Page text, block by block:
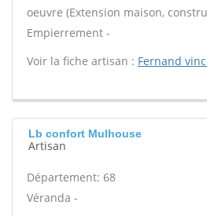
oeuvre (Extension maison,
Empierrement -
Voir la fiche artisan : Fernand
Lb confort Mulhouse
Artisan
Département: 68
Véranda -